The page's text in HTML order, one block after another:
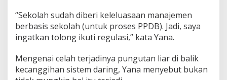
n
s
i
,
k
u
“Sekolah sudah diberi keleluasaan manajemen
berbasis sekolah (untuk proses PPDB). Jadi, saya
ingatkan tolong ikuti regulasi,” kata Yana.
Mengenai celah terjadinya pungutan liar di balik
kecanggihan sistem daring, Yana menyebut bukan